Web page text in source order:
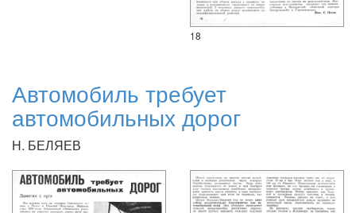
18
Автомобиль требует
автомобильных дорог
Н. БЕЛЯЕВ